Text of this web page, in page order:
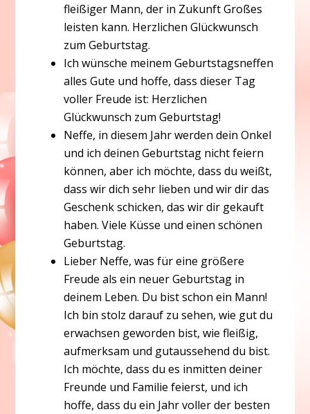
fleißiger Mann, der in Zukunft Großes
leisten kann. Herzlichen Glückwunsch
zum Geburtstag.
Ich wünsche meinem Geburtstagsneffen
alles Gute und hoffe, dass dieser Tag
voller Freude ist: Herzlichen
Glückwunsch zum Geburtstag!
Neffe, in diesem Jahr werden dein Onkel
und ich deinen Geburtstag nicht feiern
können, aber ich möchte, dass du weißt,
dass wir dich sehr lieben und wir dir das
Geschenk schicken, das wir dir gekauft
haben. Viele Küsse und einen schönen
Geburtstag.
Lieber Neffe, was für eine größere
Freude als ein neuer Geburtstag in
deinem Leben. Du bist schon ein Mann!
Ich bin stolz darauf zu sehen, wie gut du
erwachsen geworden bist, wie fleißig,
aufmerksam und gutaussehend du bist.
Ich möchte, dass du es inmitten deiner
Freunde und Familie feierst, und ich
hoffe, dass du ein Jahr voller der besten